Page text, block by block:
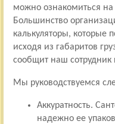
можно ознакомиться
Большинство
калькуляторы, которые
исходя из габаритов
сообщит наш
Мы руководствуемся
Аккуратность.
надежно ее